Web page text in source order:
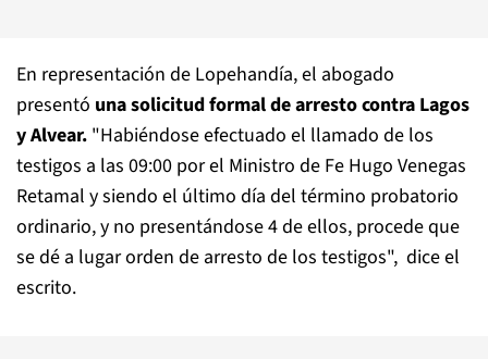
En representación de Lopehandía, el abogado
presentó una solicitud formal de arresto contra Lagos
y Alvear. "Habiéndose efectuado el llamado de los
testigos a las 09:00 por el Ministro de Fe Hugo Venegas
Retamal y siendo el último día del término probatorio
ordinario, y no presentándose 4 de ellos, procede que
se dé a lugar orden de arresto de los testigos", dice el
escrito.